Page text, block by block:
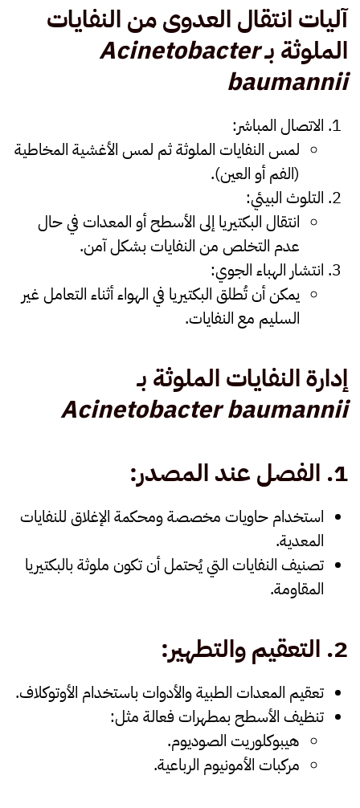
آليات انتقال العدوى من النفايات
الملوثة بـAcinetobacter
baumannii
الاتصال المباشر:
لمس النفايات الملوثة ثم لمس الأغشية المخاطية
(الفم أو العين).
التلوث البيئي:
انتقال البكتيريا إلى الأسطح أو المعدات في حال
عدم التخلص من النفايات بشكل آمن.
انتشار الهباء الجوي:
يمكن أن تُطلق البكتيريا في الهواء أثناء التعامل غير
السليم مع النفايات.
إدارة النفايات الملوثة بـ
Acinetobacter baumannii
1. الفصل عند المصدر:
استخدام حاويات مخصصة ومحكمة الإغلاق للنفايات
المعدية.
تصنيف النفايات التي يُحتمل أن تكون ملوثة بالبكتيريا
المقاومة.
2. التعقيم والتطهير:
تعقيم المعدات الطبية والأدوات باستخدام الأوتوكلاف.
تنظيف الأسطح بمطهرات فعالة مثل:
هيبوكلوريت الصوديوم.
مركبات الأمونيوم الرباعية.